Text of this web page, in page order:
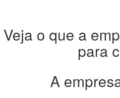
Veja o que a
para
A